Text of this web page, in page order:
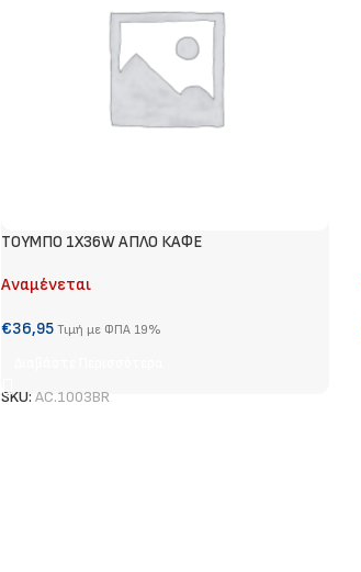
ΤΟΥΜΠΟ 1Χ36W ΑΠΛΟ ΚΑΦΕ
Αναμένεται
€36,95 Τιμή με ΦΠΑ 19%
SKU: AC.1003BR